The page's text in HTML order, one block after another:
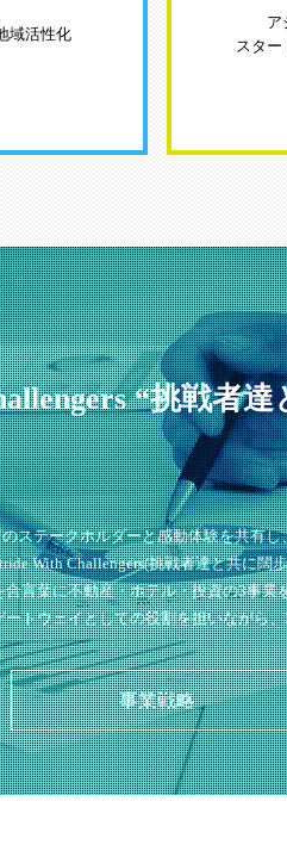
域活性化
ア
スタ
“挑戦者
ステークホルダーと感動体験を共有
With Challengers(挑戦者達と共に闊
言葉に不動産・ホテル・投資の3事業
トウェイとしての役割を担いながら
事業戦略